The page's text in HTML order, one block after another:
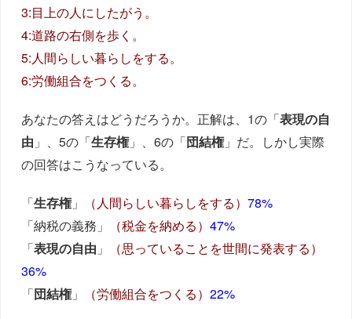
3:目上の人にしたがう。
4:道路の右側を歩く。
5:人間らしい暮らしをする。
6:労働組合をつくる。
あなたの答えはどうだろうか。正解は、1の「表現の自
由 」、5の「生存権」、6の「団結権」だ。しかし実際
の回答はこうなっている。
「生存権」 （人間らしい暮らしをする）78%
「納税の義務」
（税金を納める）47%
「表現の自由 」
（思っていることを世間に発表する）
36%
「団結権」 （労働組合をつくる）22%